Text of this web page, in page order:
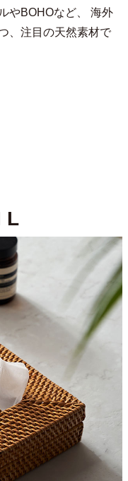
やBOHOなど、 海外
、注目の天然素材で
L